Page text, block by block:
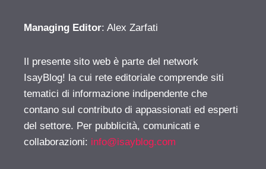
Managing Editor: Alex Zarfati
Il presente sito web è parte del network
IsayBlog! la cui rete editoriale comprende siti
tematici di informazione indipendente che
contano sul contributo di appassionati ed esperti
del settore. Per pubblicità, comunicati e
collaborazioni: info@isayblog.com